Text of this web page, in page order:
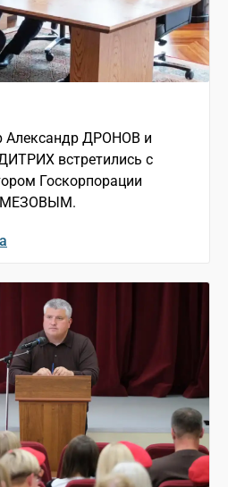
Александр ДРОНОВ и
встретились с
Госкорпорации